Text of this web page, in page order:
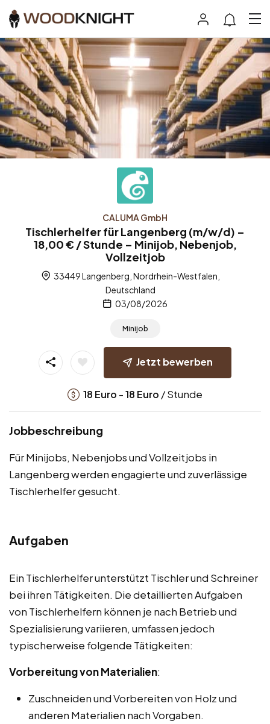
CALUMA GmbH
Tischlerhelfer für Langenberg (m/w/d) –
18,00 € / Stunde – Minijob, Nebenjob,
Vollzeitjob
33449 Langenberg, Nordrhein-Westfalen,
Deutschland
03/08/2026
Minijob
Jetzt bewerben
18 Euro -18 Euro / Stunde
Jobbeschreibung
Für Minijobs, Nebenjobs und Vollzeitjobs in
Langenberg werden engagierte und zuverlässige
Tischlerhelfer gesucht.
Aufgaben
Ein Tischlerhelfer unterstützt Tischler und Schreiner
bei ihren Tätigkeiten. Die detaillierten Aufgaben
von Tischlerhelfern können je nach Betrieb und
Spezialisierung variieren, umfassen jedoch
typischerweise folgende Tätigkeiten:
Vorbereitung von Materialien:
Zuschneiden und Vorbereiten von Holz und
anderen Materialien nach Vorgaben.